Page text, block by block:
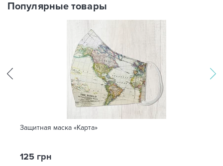
Популярные товары
Защитная маска «Карта»
125 грн